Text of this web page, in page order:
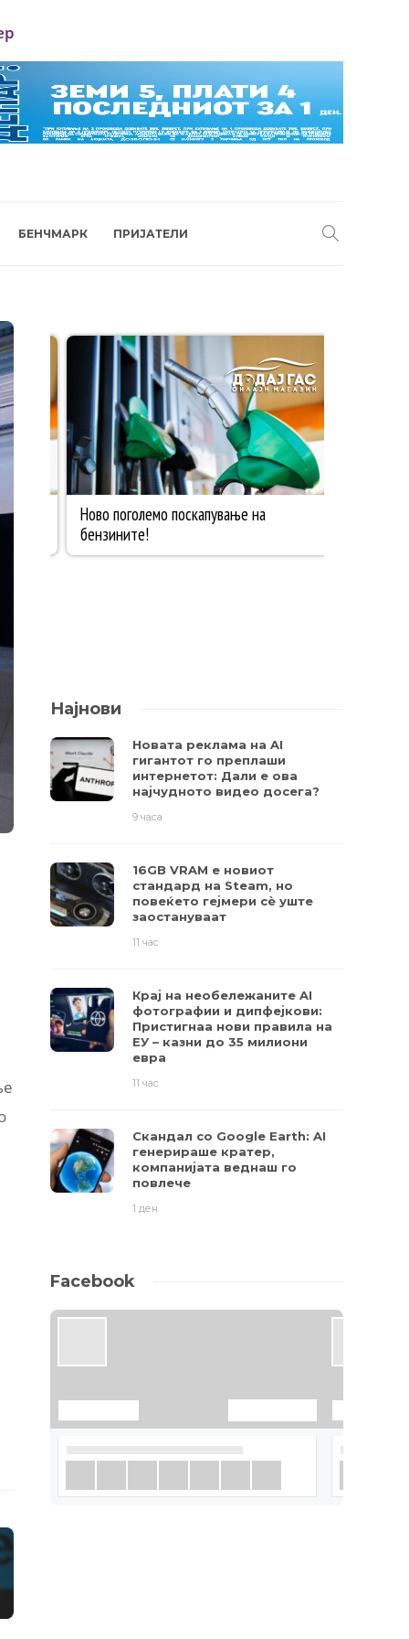
БЕНЧМАРК ПРИЈАТЕЛИ
Најнови
Новата реклама на AI
гигантот го преплаши
интернетот: Дали е ова
најчудното видео досега?
9 часа
16GB VRAM е новиот
стандард на Steam, но
повеќето гејмери ​​сè уште
заостануваат
11 час
Крај на необележаните AI
фотографии и дипфејкови:
Пристигнаа нови правила на
ЕУ – казни до 35 милиони
евра
11 час
Скандал со Google Earth: AI
генерираше кратер,
компанијата веднаш го
повлече
1 ден
Facebook